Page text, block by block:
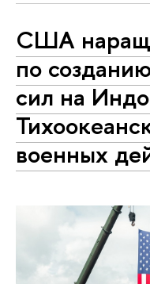
США
по
сил на
военных